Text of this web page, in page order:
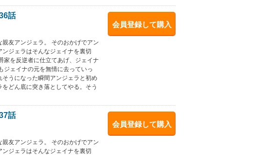
会員登録して購入
話
友アンジェラ。 そのおかげでアン
ジェラはそんなジェイナを裏切
家を反逆者に仕立てあげ、ジェイナ
ジェイナの元を無情に去っていっ
うになった瞬間アンジェラと初め
どん底に突き落としてやる。そう
会員登録して購入
話
友アンジェラ。 そのおかげでアン
ジェラはそんなジェイナを裏切